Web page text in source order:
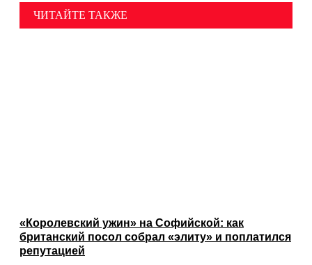
ЧИТАЙТЕ ТАКЖЕ
«Королевский ужин» на Софийской: как
британский посол собрал «элиту» и поплатился
репутацией